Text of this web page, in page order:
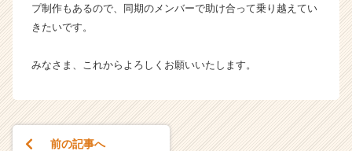
ら
ト
く
プ制作もあるので、同期のメンバーで助け合って乗り越えてい
きたいです。
みなさま、これからよろしくお願いいたします。
前の記事へ